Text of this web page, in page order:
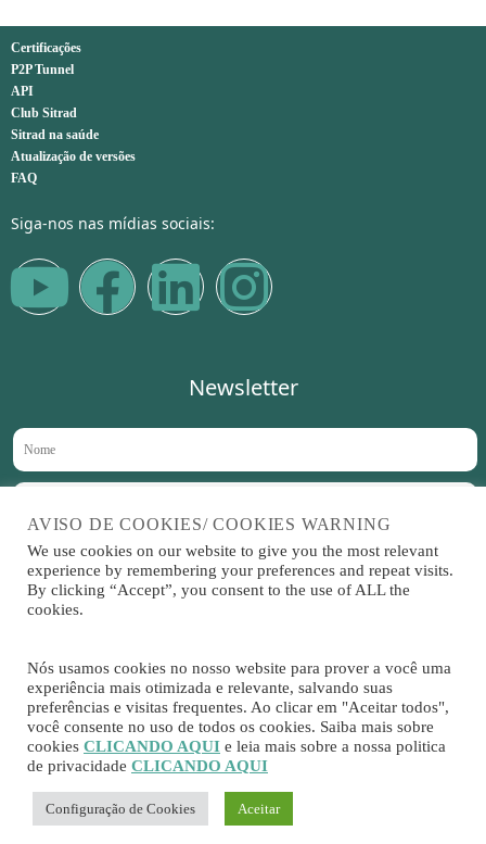
Certificações
P2P Tunnel
API
Club Sitrad
Sitrad na saúde
Atualização de versões
FAQ
Siga-nos nas mídias sociais:
Newsletter
Aceito receber novidades no meu e-mail periodicamente
Sitrad é um software
desenvolvido por
Copyright © 2025 – Full Gauge Controls |
AVISO DE COOKIES/ COOKIES WARNING
We use cookies on our website to give you the most relevant
experience by remembering your preferences and repeat visits.
By clicking “Accept”, you consent to the use of ALL the
cookies.
Nós usamos cookies no nosso website para prover a você uma
experiência mais otimizada e relevante, salvando suas
preferências e visitas frequentes. Ao clicar em "Aceitar todos",
você consente no uso de todos os cookies. Saiba mais sobre
cookies CLICANDO AQUI e leia mais sobre a nossa politica
de privacidade CLICANDO AQUI
Configuração de Cookies Aceitar